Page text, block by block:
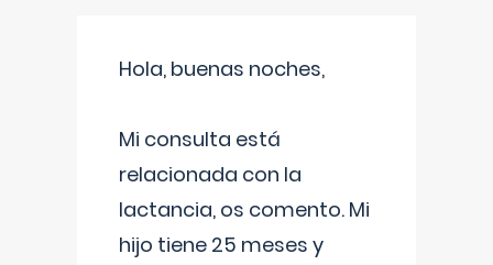
Hola, buenas noches,
Mi consulta está
relacionada con la
lactancia, os comento. Mi
hijo tiene 25 meses y